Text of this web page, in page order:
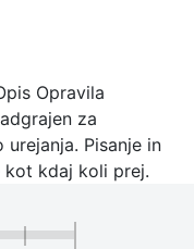
Opravila
za
Pisanje in
kot kdaj koli prej.